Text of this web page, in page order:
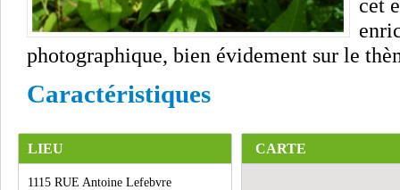
cet
photographique, bien évidement sur le
Caractéristiques
LIEU
1115 RUE Antoine Lefebvre
CARTE